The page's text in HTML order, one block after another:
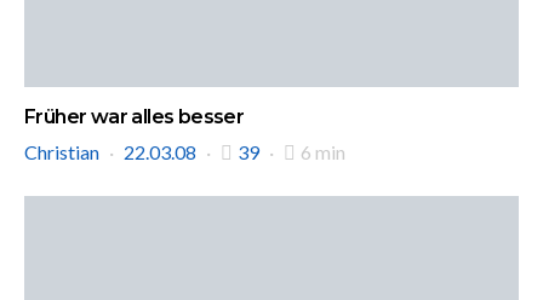
Früher war alles besser
Christian
22.03.08 39 6 min